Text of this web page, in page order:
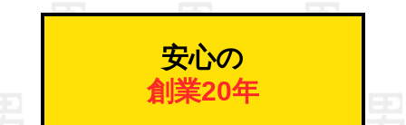
安心の
創業20年